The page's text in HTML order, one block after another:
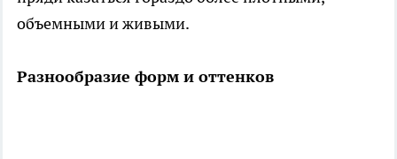
объемными и живыми.
Разнообразие форм и оттенков